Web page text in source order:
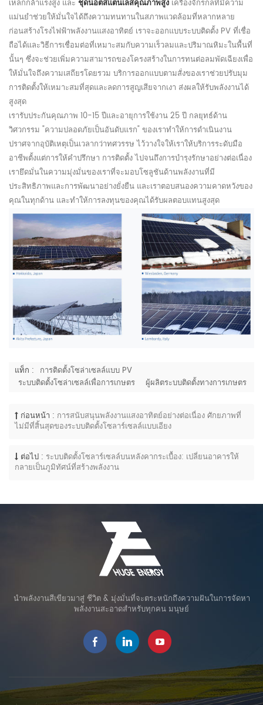
เหล็กกล้าแรงสูง และ ชุดน็อตสแตนเลสคุณภาพสูง เครื่องจักรกลที่มีความ
แม่นยำช่วยให้มั่นใจได้ถึงความทนทานในสภาพแวดล้อมที่หลากหลาย
ก่อนสร้างโรงไฟฟ้าพลังงานแสงอาทิตย์ เราจะออกแบบระบบติดตั้ง PV ที่เชื่อ
ถือได้และวิธีการเชื่อมต่อที่เหมาะสมกับความเร็วลมและปริมาณหิมะในพื้นที่
นั้นๆ ซึ่งจะช่วยเพิ่มความสามารถของโครงสร้างในการทนต่อลมพัดเฉียงเพื่อ
ให้มั่นใจถึงความเสถียรโดยรวม บริการออกแบบตามสั่งของเราช่วยปรับมุม
การติดตั้งให้เหมาะสมที่สุดและลดการสูญเสียจากเงา ส่งผลให้รับพลังงานได้
สูงสุด
เรารับประกันคุณภาพ 10-15 ปีและอายุการใช้งาน 25 ปี กลยุทธ์ด้าน
วิศวกรรม "ความปลอดภัยเป็นอันดับแรก" ของเราทำให้การดำเนินงาน
ปราศจากอุบัติเหตุเป็นเวลากว่าทศวรรษ ไว้วางใจให้เราให้บริการระดับมือ
อาชีพตั้งแต่การให้คำปรึกษา การติดตั้ง ไปจนถึงการบำรุงรักษาอย่างต่อเนื่อง
เรายึดมั่นในความมุ่งมั่นของเราที่จะมอบโซลูชันด้านพลังงานที่มี
ประสิทธิภาพและการพัฒนาอย่างยั่งยืน และเราตอบสนองความคาดหวังของ
คุณในทุกด้าน และทำให้การลงทุนของคุณได้รับผลตอบแทนสูงสุด
แท็ก : การติดตั้งโซล่าเซลล์แบบ PV
ระบบติดตั้งโซล่าเซลล์เพื่อการเกษตร
ผู้ผลิตระบบติดตั้งทางการเกษตร
ก่อนหน้า : การสนับสนุนพลังงานแสงอาทิตย์อย่างต่อเนื่อง ศักยภาพที่
ไม่มีที่สิ้นสุดของระบบติดตั้งโซลาร์เซลล์แบบเอียง
ต่อไป : ระบบติดตั้งโซลาร์เซลล์บนหลังคากระเบื้อง: เปลี่ยนอาคารให้
กลายเป็นภูมิทัศน์ที่สร้างพลังงาน
นำพลังงานสีเขียวมาสู่ ชีวิต & มุ่งมั่นที่จะตระหนักถึงความฝันในการจัดหา
พลังงานสะอาดสำหรับทุกคน มนุษย์